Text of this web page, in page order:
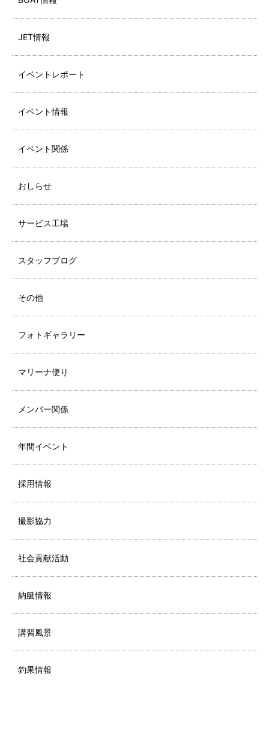
JET情報
イベントレポート
イベント情報
イベント関係
おしらせ
サービス工場
スタッフブログ
その他
フォトギャラリー
マリーナ便り
メンバー関係
年間イベント
採用情報
撮影協力
社会貢献活動
納艇情報
講習風景
釣果情報